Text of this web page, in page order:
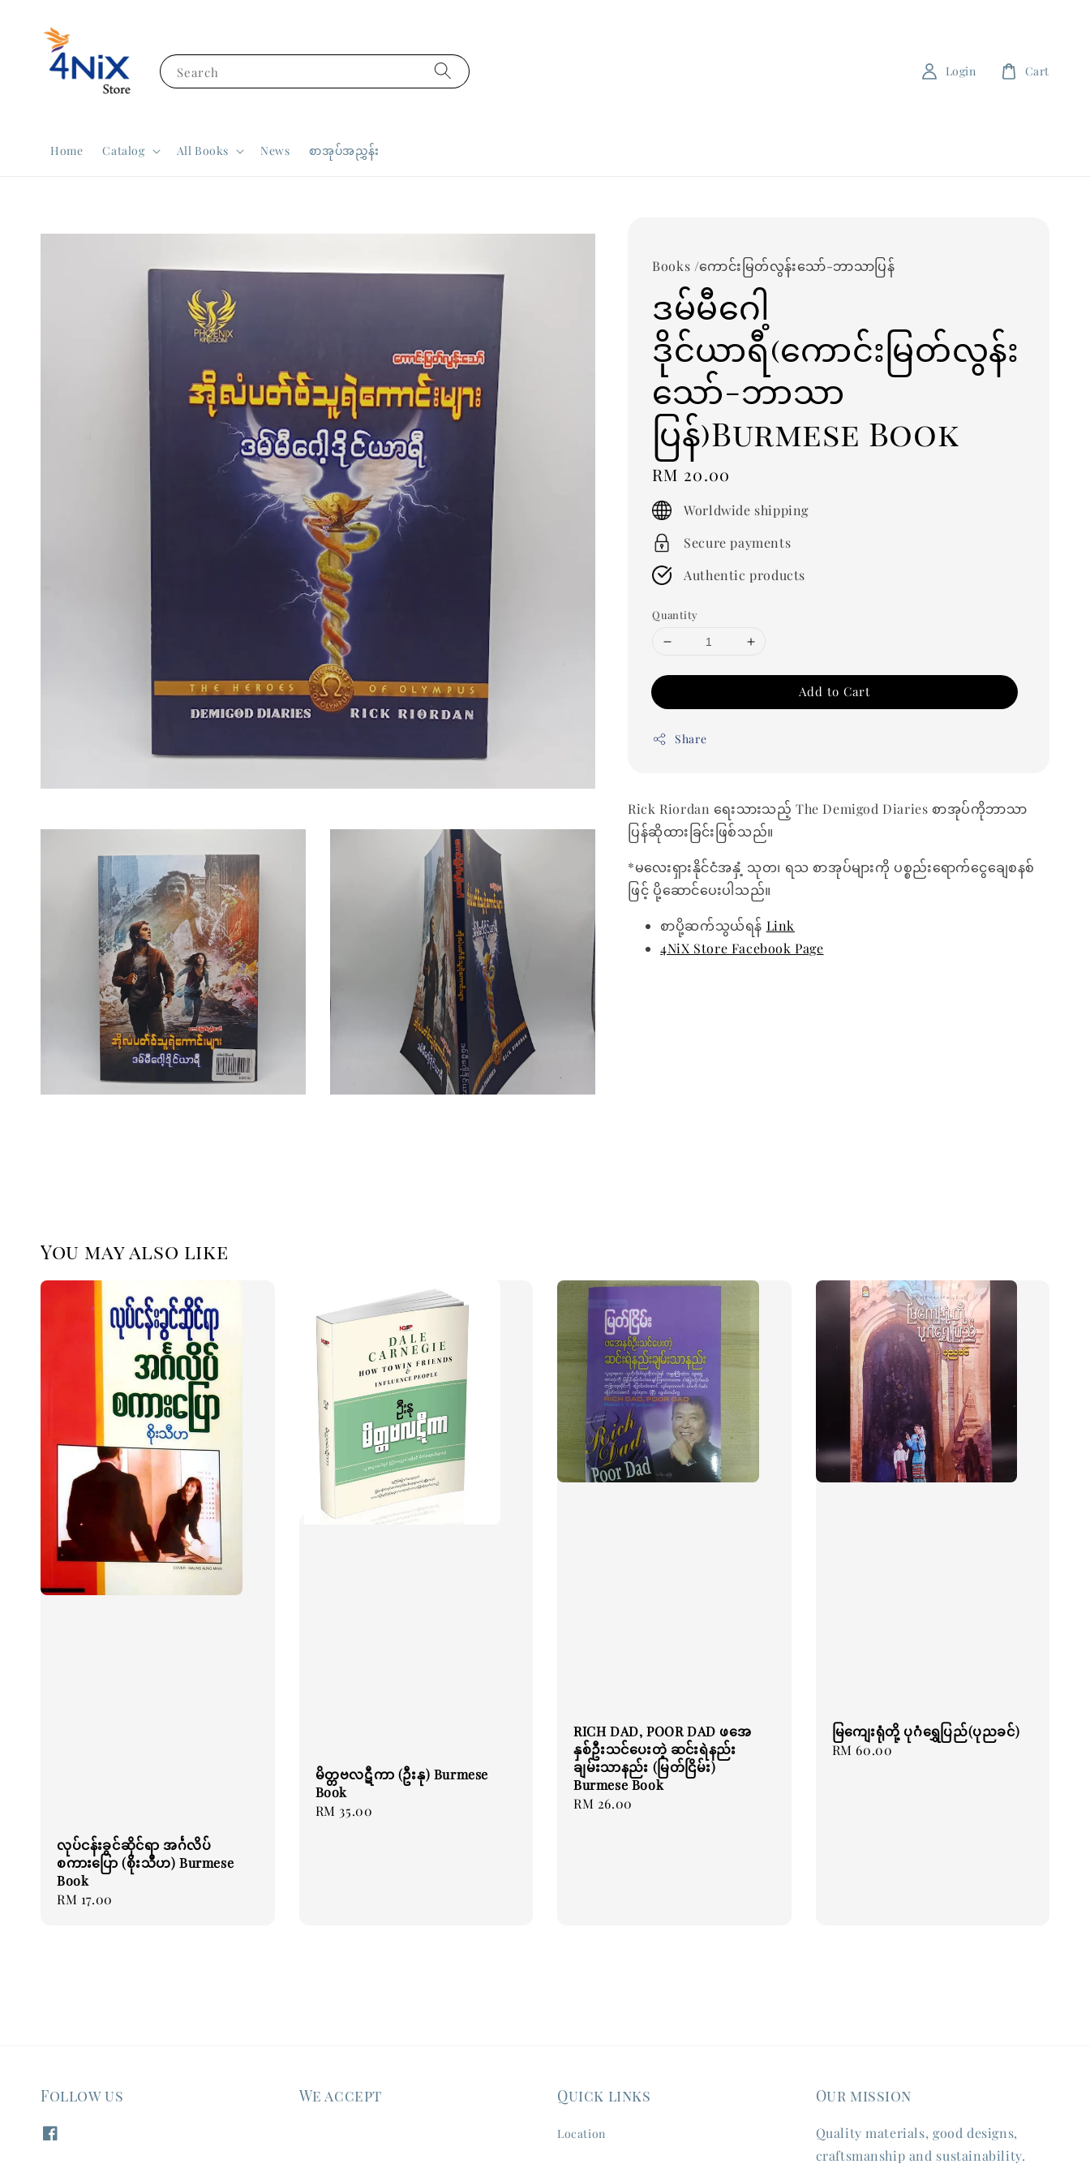
Search
Home Catalog All Books News စာအုပ်အညွှန်း
Login Cart
Books /ကောင်းမြတ်လွန်းသော်-ဘာသာပြန်
ဒမ်မီဂေါ့
ဒိုင်ယာရီ(ကောင်းမြတ်လွန်း
သော်-ဘာသာ
ပြန်)Burmese Book
Regular
price
RM 20.00
Worldwide shipping
Secure payments
Authentic products
Quantity
Add to Cart
Share
Rick Riordan ရေးသားသည့် The Demigod Diaries စာအုပ်ကိုဘာသာ
ပြန်ဆိုထားခြင်းဖြစ်သည်။
*မလေးရှားနိုင်ငံအနှံ့ သုတ၊ ရသ စာအုပ်များကို ပစ္စည်းရောက်ငွေချေစနစ်
ဖြင့် ပို့ဆောင်ပေးပါသည်။
စာပို့ဆက်သွယ်ရန် Link
4NiX Store Facebook Page
You may also like
လုပ်ငန်းခွင်ဆိုင်ရာ အင်္ဂလိပ်
စကားပြော (စိုးသီဟ) Burmese
Book
Regular
RM 17.00
မိတ္တဗလဋီကာ (ဦးနု) Burmese
Book
Regular
RM 35.00
RICH DAD, POOR DAD ဖအေ
နှစ်ဦးသင်ပေးတဲ့ ဆင်းရဲနည်း
ချမ်းသာနည်း (မြတ်ငြိမ်း)
Burmese Book
Regular
RM 26.00
မြကျေးရုံတို့ ပုဂံရွှေပြည်(ပုညခင်)
Regular
RM 60.00
Follow us We accept Quick links
Location
Our mission
Quality materials, good designs,
craftsmanship and sustainability.